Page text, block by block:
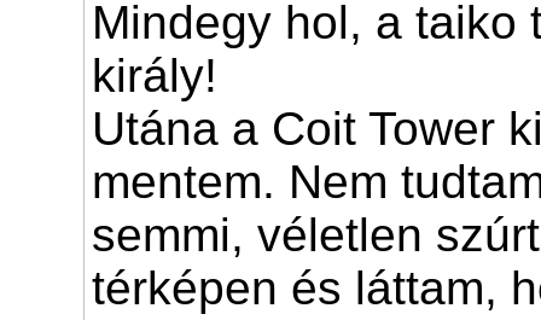
Mindegy hol, a taiko
király!
Utána a Coit Tower
mentem. Nem
semmi, véletlen
térképen és láttam,